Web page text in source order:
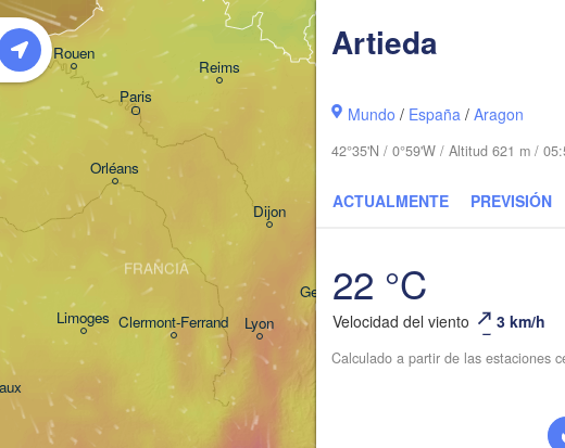
Artieda
Mundo / España /Aragon
42°35'N / 0°59'W / Altitud 621 m /
ACTUALMENTE PREVISIÓN
22 °C
Velocidad del viento 3 km/h
Calculado a partir de las estaciones
Reims
Rouen
Paris
Milano
Lyon
Torino
Genève
Orléans
Dijon
Clermont-Ferrand
Limoges
Zürich
FRANCIA